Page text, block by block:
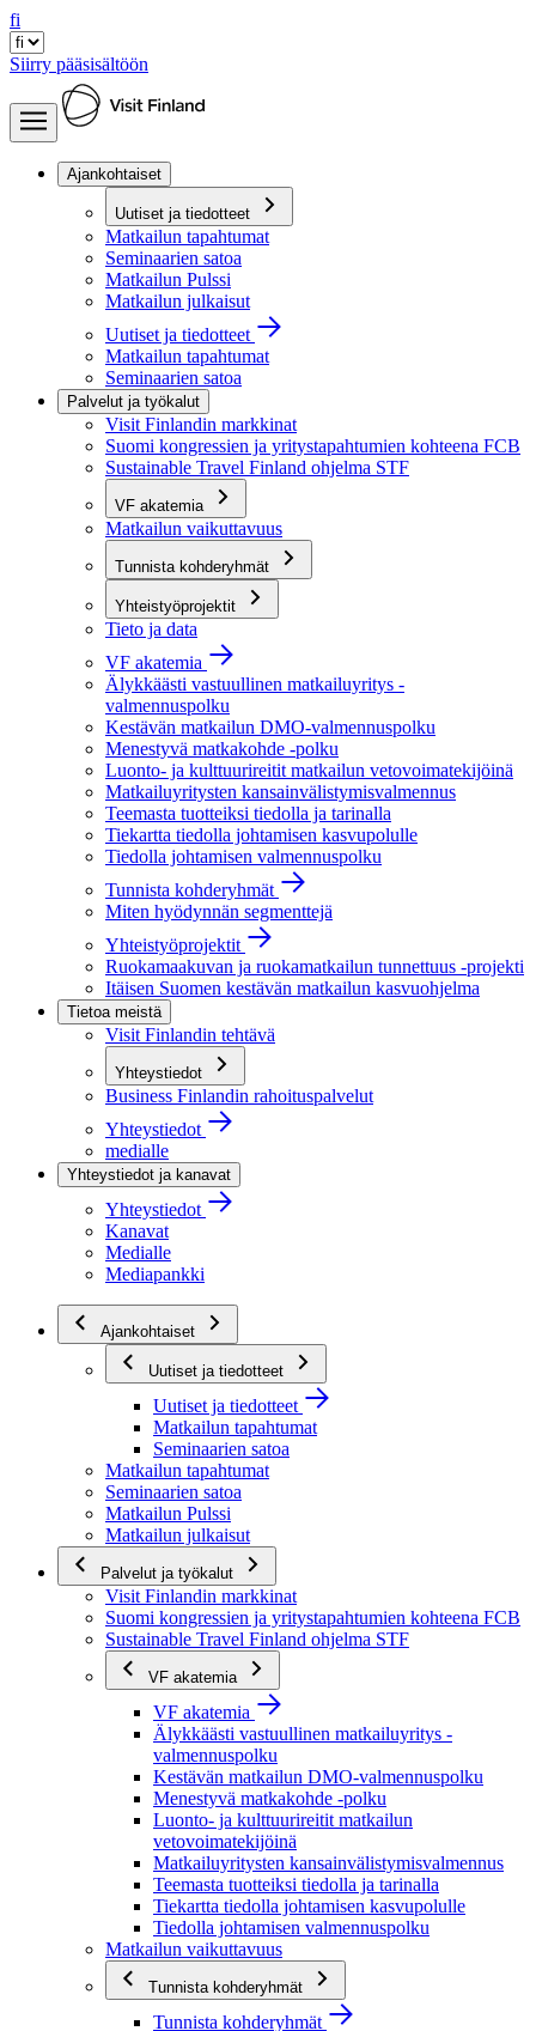
fi
Siirry pääsisältöön
Ajankohtaiset
Uutiset ja tiedotteet
Matkailun tapahtumat
Seminaarien satoa
Matkailun Pulssi
Matkailun julkaisut
Uutiset ja tiedotteet
Matkailun tapahtumat
Seminaarien satoa
Palvelut ja työkalut
Visit Finlandin markkinat
Suomi kongressien ja yritystapahtumien kohteena FCB
Sustainable Travel Finland ohjelma STF
VF akatemia
Matkailun vaikuttavuus
Tunnista kohderyhmät
Yhteistyöprojektit
Tieto ja data
VF akatemia
Älykkäästi vastuullinen matkailuyritys -
valmennuspolku
Kestävän matkailun DMO-valmennuspolku
Menestyvä matkakohde -polku
Luonto- ja kulttuurireitit matkailun vetovoimatekijöinä
Matkailuyritysten kansainvälistymisvalmennus
Teemasta tuotteiksi tiedolla ja tarinalla
Tiekartta tiedolla johtamisen kasvupolulle
Tiedolla johtamisen valmennuspolku
Tunnista kohderyhmät
Miten hyödynnän segmenttejä
Yhteistyöprojektit
Ruokamaakuvan ja ruokamatkailun tunnettuus -projekti
Itäisen Suomen kestävän matkailun kasvuohjelma
Tietoa meistä
Visit Finlandin tehtävä
Yhteystiedot
Business Finlandin rahoituspalvelut
Yhteystiedot
medialle
Yhteystiedot ja kanavat
Yhteystiedot
Kanavat
Medialle
Mediapankki
Ajankohtaiset
Uutiset ja tiedotteet
Uutiset ja tiedotteet
Matkailun tapahtumat
Seminaarien satoa
Matkailun tapahtumat
Seminaarien satoa
Matkailun Pulssi
Matkailun julkaisut
Palvelut ja työkalut
Visit Finlandin markkinat
Suomi kongressien ja yritystapahtumien kohteena FCB
Sustainable Travel Finland ohjelma STF
VF akatemia
VF akatemia
Älykkäästi vastuullinen matkailuyritys -
valmennuspolku
Kestävän matkailun DMO-valmennuspolku
Menestyvä matkakohde -polku
Luonto- ja kulttuurireitit matkailun
vetovoimatekijöinä
Matkailuyritysten kansainvälistymisvalmennus
Teemasta tuotteiksi tiedolla ja tarinalla
Tiekartta tiedolla johtamisen kasvupolulle
Tiedolla johtamisen valmennuspolku
Matkailun vaikuttavuus
Tunnista kohderyhmät
Tunnista kohderyhmät